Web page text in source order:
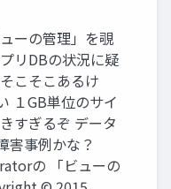
ーの管理」を覗
リDBの状況に疑
こそこあるけ
１GB単位のサイ
すぎるぞ データ
害事例かな？
の 「ビューの